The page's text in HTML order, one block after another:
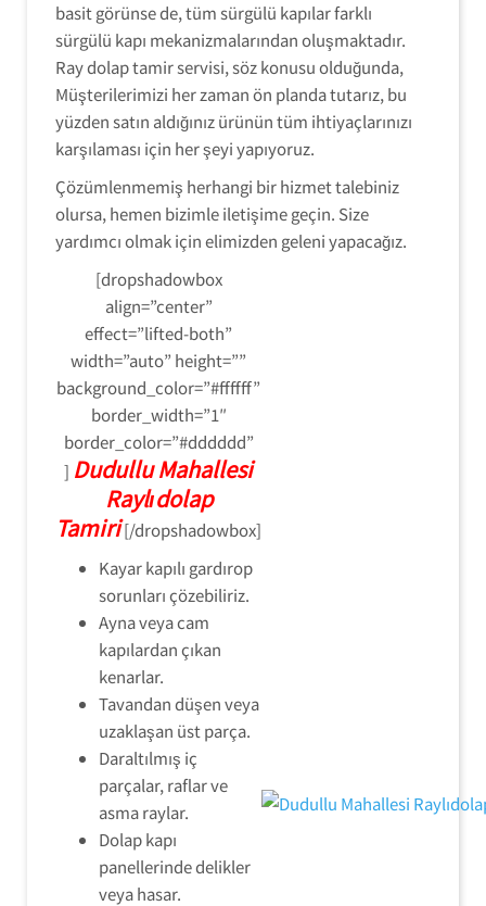
basit görünse de, tüm sürgülü kapılar farklı
sürgülü kapı mekanizmalarından oluşmaktadır.
Ray dolap tamir servisi, söz konusu olduğunda,
Müşterilerimizi her zaman ön planda tutarız, bu
yüzden satın aldığınız ürünün tüm ihtiyaçlarınızı
karşılaması için her şeyi yapıyoruz.
Çözümlenmemiş herhangi bir hizmet talebiniz
olursa, hemen bizimle iletişime geçin. Size
yardımcı olmak için elimizden geleni yapacağız.
[dropshadowbox
align=”center”
effect=”lifted-both”
width=”auto” height=””
background_color=”#ffffff”
border_width=”1″
border_color=”#dddddd”
] Dudullu Mahallesi
Raylıdolap
Tamiri[/dropshadowbox]
Kayar kapılı gardırop
sorunları çözebiliriz.
Ayna veya cam
kapılardan çıkan
kenarlar.
Tavandan düşen veya
uzaklaşan üst parça.
Daraltılmış iç
parçalar, raflar ve
asma raylar.
Dolap kapı
panellerinde delikler
veya hasar.